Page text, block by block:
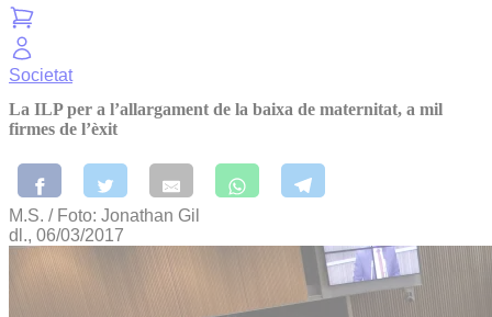
Societat
La ILP per a l’allargament de la baixa de maternitat, a mil
firmes de l’èxit
M.S. / Foto: Jonathan Gil
dl., 06/03/2017